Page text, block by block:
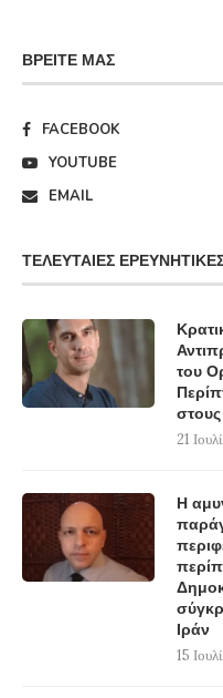
ΒΡΕΊΤΕ ΜΑΣ
FACEBOOK
YOUTUBE
EMAIL
ΤΕΛΕΥΤΑΊΕΣ
του
21
Η
Ιράν
15